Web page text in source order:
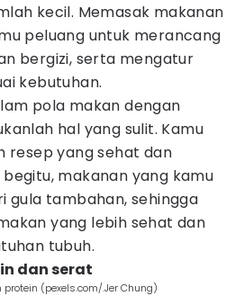
kecil. Memasak makanan
peluang untuk merancang
bergizi, serta mengatur
kebutuhan.
pola makan dengan
hal yang sulit. Kamu
resep yang sehat dan
makanan yang kamu
gula tambahan, sehingga
yang lebih sehat dan
tubuh.
dan serat
(pexels.com/.Jer Chung)